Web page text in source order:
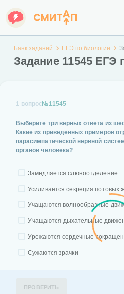
Банк заданий ЕГЭ по биологии
Задание 11545 ЕГЭ
1 вопрос№11545
Выберите три верных ответа из
Какие из приведённых примеров
парасимпатической нервной
органов человека?
Замедляется слюноотделение
Усиливается секреция потовых
Учащаются волнообразные
Учащаются дыхательные
Урежаются сердечные
Сужаются зрачки
ПРОВЕРИТЬ